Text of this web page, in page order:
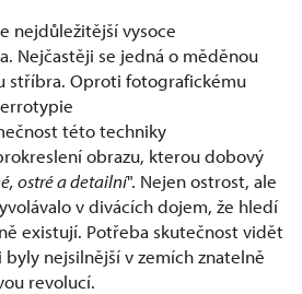
nejdůležitější vysoce
Nejčastěji se jedná o měděnou
stříbra. Oproti fotografickému
této techniky
obrazu, kterou dobový
ostré a detailní". Nejen ostrost, ale
v divácích dojem, že hledí
existují. Potřeba skutečnost vidět
nejsilnější v zemích znatelně
revolucí.